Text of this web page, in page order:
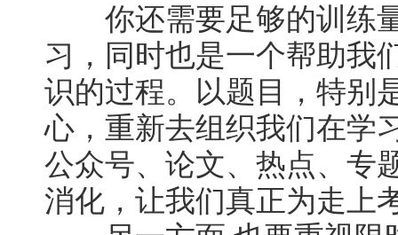
你还需要足够的训练量
习，同时也是一个帮助我
识的过程。以题目，特别
心，重新去组织我们在学
公众号、论文、热点、专
消化，让我们真正为走上